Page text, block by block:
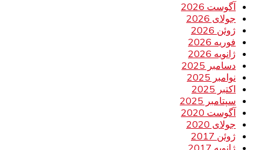
آگوست 2026
جولای 2026
ژوئن 2026
فوریه 2026
ژانویه 2026
دسامبر 2025
نوامبر 2025
اکتبر 2025
سپتامبر 2025
آگوست 2020
جولای 2020
ژوئن 2017